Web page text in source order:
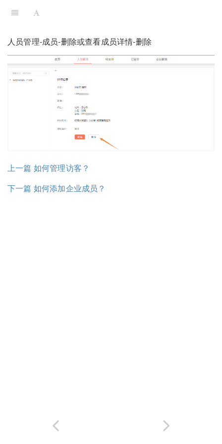
人员管理-成员-删除或查看成员详情-删除
上一篇 如何管理访客？
下一篇 如何添加企业成员？